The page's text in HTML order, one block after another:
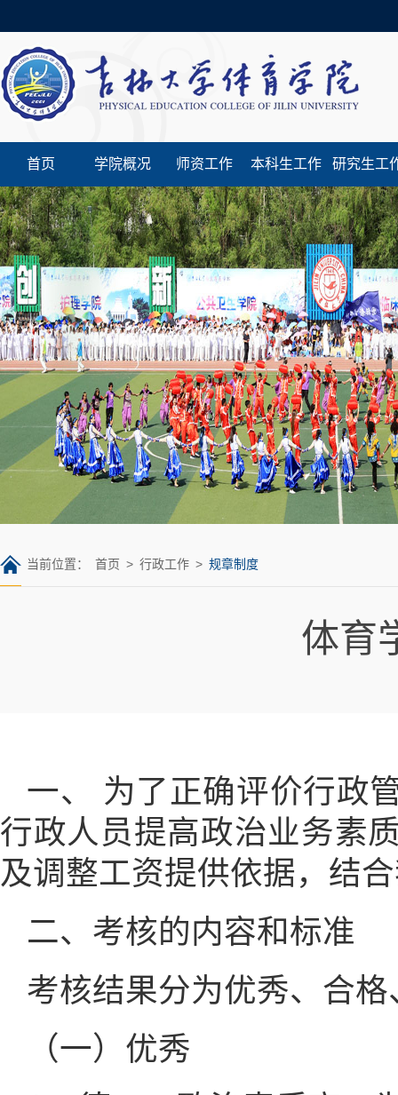
首页 学院概况 师资工作 本科生工作 研究生工
当前位置： 首页 > 行政工作 > 规章制度
体育
一、 为了正确评价行政
行政人员提高政治业务素
及调整工资提供依据，结
二、考核的内容和标准
考核结果分为优秀、合
（一）优秀